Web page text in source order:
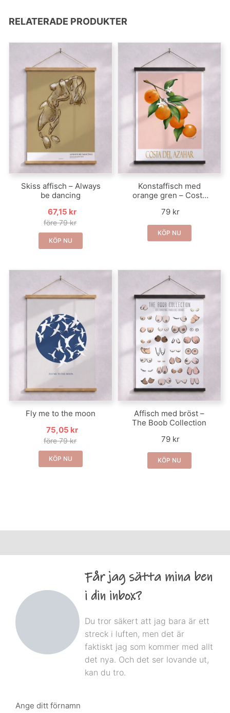
RELATERADE PRODUKTER
Skiss affisch – Always
be dancing
67,15 kr
före 79 kr
KÖP NU
Konstaffisch med
orange gren – Costa
79 kr
KÖP NU
Fly me to the moon
75,05 kr
före 79 kr
KÖP NU
Affisch med bröst –
The Boob Collection
79 kr
KÖP NU
Får jag sätta mina ben
i din inbox?
Du tror säkert att jag bara är ett
streck i luften, men det är
faktiskt jag som kommer med allt
det nya. Och det ser lovande ut,
kan du tro.
Ange ditt förnamn